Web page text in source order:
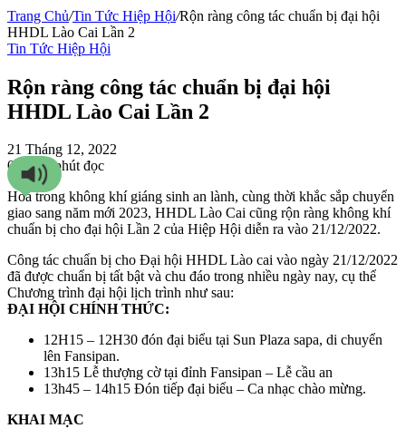
Trang Chủ/Tin Tức Hiệp Hội/Rộn ràng công tác chuẩn bị đại hội
HHDL Lào Cai Lần 2
Tin Tức Hiệp Hội
Rộn ràng công tác chuẩn bị đại hội
HHDL Lào Cai Lần 2
21 Tháng 12, 2022
0 2461 phút đọc
Hoà trong không khí giáng sinh an lành, cùng thời khắc sắp chuyển
giao sang năm mới 2023, HHDL Lào Cai cũng rộn ràng không khí
chuẩn bị cho đại hội Lần 2 của Hiệp Hội diễn ra vào 21/12/2022.
Công tác chuẩn bị cho Đại hội HHDL Lào cai vào ngày 21/12/2022
đã được chuẩn bị tất bật và chu đáo trong nhiều ngày nay, cụ thể
Chương trình đại hội lịch trình như sau:
ĐẠI HỘI CHÍNH THỨC:
12H15 – 12H30 đón đại biểu tại Sun Plaza sapa, di chuyển
lên Fansipan.
13h15 Lễ thượng cờ tại đỉnh Fansipan – Lễ cầu an
13h45 – 14h15 Đón tiếp đại biểu – Ca nhạc chào mừng.
KHAI MẠC